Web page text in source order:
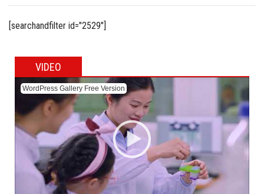
[searchandfilter id="2529"]
VIDEO
WordPress Gallery Free Version